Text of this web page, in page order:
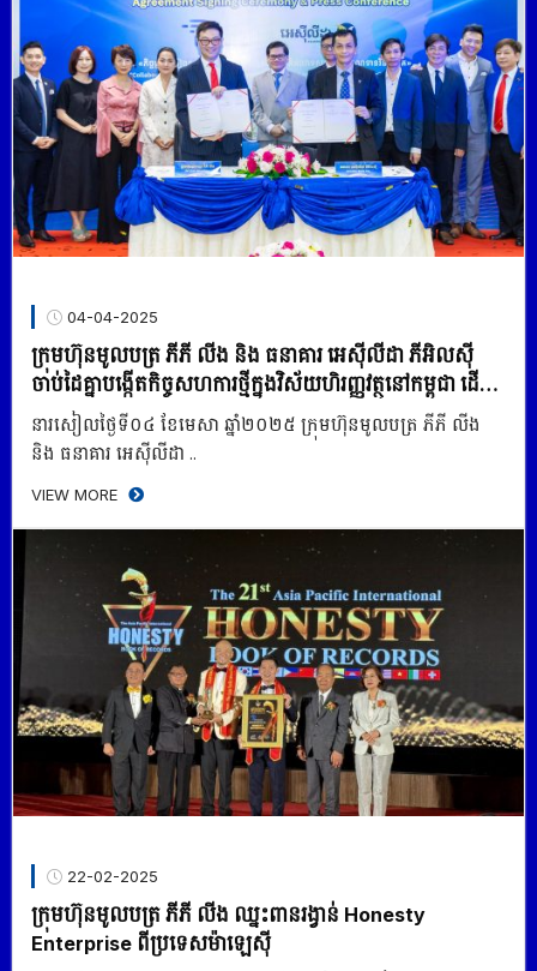
04-04-2025
ក្រុមហ៊ុន​មូលបត្រ ភីភី លីង និង ធនាគារ អេស៊ីលីដា ភីអិលស៊ី
ចាប់ដៃគ្នាបង្កើតកិច្ចសហការថ្មីក្នុងវិស័យហិរញ្ញវត្ថុនៅកម្ពុជា ដើម្បី
ទាក់ទាញវិនិយោគិនបរទេស
នារសៀលថ្ងៃទី០៤ ខែមេសា ឆ្នាំ២០២៥ ក្រុមហ៊ុន​មូលបត្រ ភីភី លីង
និង ធនាគារ អេស៊ីលីដា ..
VIEW MORE
22-02-2025
ក្រុមហ៊ុនមូលបត្រ ភីភី លីង ឈ្នះពានរង្វាន់ Honesty
Enterprise ពីប្រទេសម៉ាឡេស៊ី